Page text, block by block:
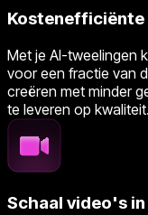
Met je AI-tweelingen
voor een fractie van
creëren met minder
te leveren op kwaliteit.
Schaal video's